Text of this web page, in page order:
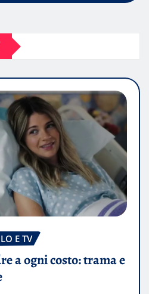
E TV
a ogni costo: trama e